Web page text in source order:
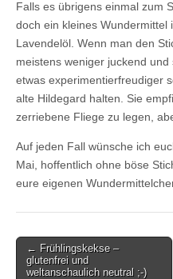
Falls es übrigens einmal zum
doch ein kleines Wundermittel
Lavendelöl. Wenn man den
meistens weniger juckend
etwas experimentierfreudiger
alte Hildegard halten. Sie
zerriebene Fliege zu legen,
Auf jeden Fall wünsche ich
Mai, hoffentlich ohne böse
eure eigenen
Post
navigation
← Frühlingskekse –
glutenfrei und
weltanschaulich neutral ;-)